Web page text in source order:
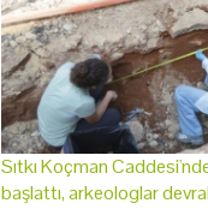
Sıtkı Koçman
başlattı, arkeologlar